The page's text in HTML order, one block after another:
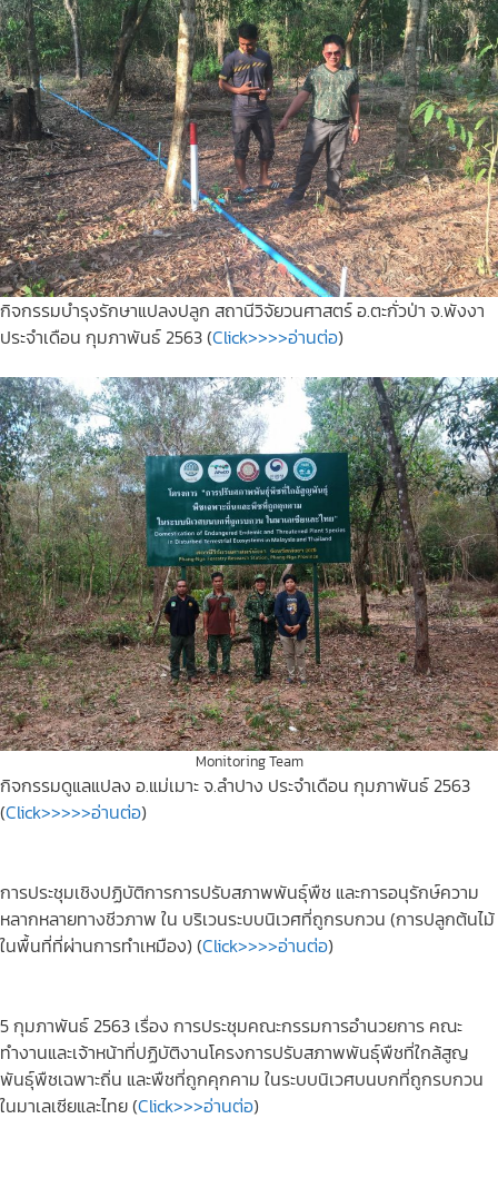
กิจกรรมบำรุงรักษาแปลงปลูก สถานีวิจัยวนศาสตร์ อ.ตะกั่วป่า จ.พังงา
ประจำเดือน กุมภาพันธ์ 2563 (Click>>>>อ่านต่อ)
Monitoring Team
กิจกรรมดูแลแปลง อ.แม่เมาะ จ.ลำปาง ประจำเดือน กุมภาพันธ์ 2563
(Click>>>>>อ่านต่อ)
การประชุมเชิงปฏิบัติการการปรับสภาพพันธุ์พืช และการอนุรักษ์ความ
หลากหลายทางชีวภาพ ใน บริเวนระบบนิเวศที่ถูกรบกวน (การปลูกต้นไม้
ในพื้นที่ที่ผ่านการทำเหมือง) (Click>>>>อ่านต่อ)
5 กุมภาพันธ์ 2563 เรื่อง การประชุมคณะกรรมการอำนวยการ คณะ
ทำงานและเจ้าหน้าที่ปฏิบัติงานโครงการปรับสภาพพันธุ์พืชที่ใกล้สูญ
พันธุ์พืชเฉพาะถิ่น และพืชที่ถูกคุกคาม ในระบบนิเวศบนบกที่ถูกรบกวน
ในมาเลเซียและไทย (Click>>>อ่านต่อ)